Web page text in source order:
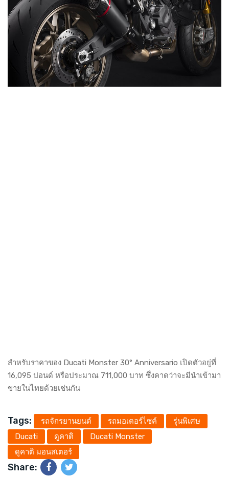
สำหรับราคาของ Ducati Monster 30° Anniversario เปิดตัวอยู่ที่
16,095 ปอนด์ หรือประมาณ 711,000 บาท ซึ่งคาดว่าจะมีนำเข้ามา
ขายในไทยด้วยเช่นกัน
Tags: รถจักรยานยนต์ รถมอเตอร์ไซค์
รุ่นพิเศษ
Ducati
ดูคาติ
Ducati Monster
ดูคาติ มอนสเตอร์
Share: